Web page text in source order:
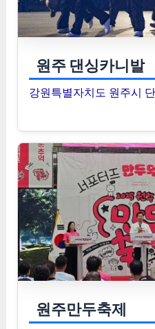
원주 댄싱카니발
강원특별자치도 원주시
원주만두축제